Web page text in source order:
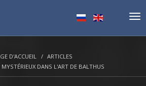
D'ACCUEIL
ARTICLES
MYSTÉRIEUX DANS L'ART DE BALTHUS